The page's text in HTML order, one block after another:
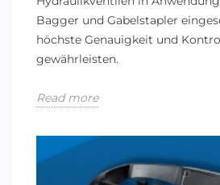
Bagger und Gabelstapler
höchste Genauigkeit und
gewährleisten.
Read more